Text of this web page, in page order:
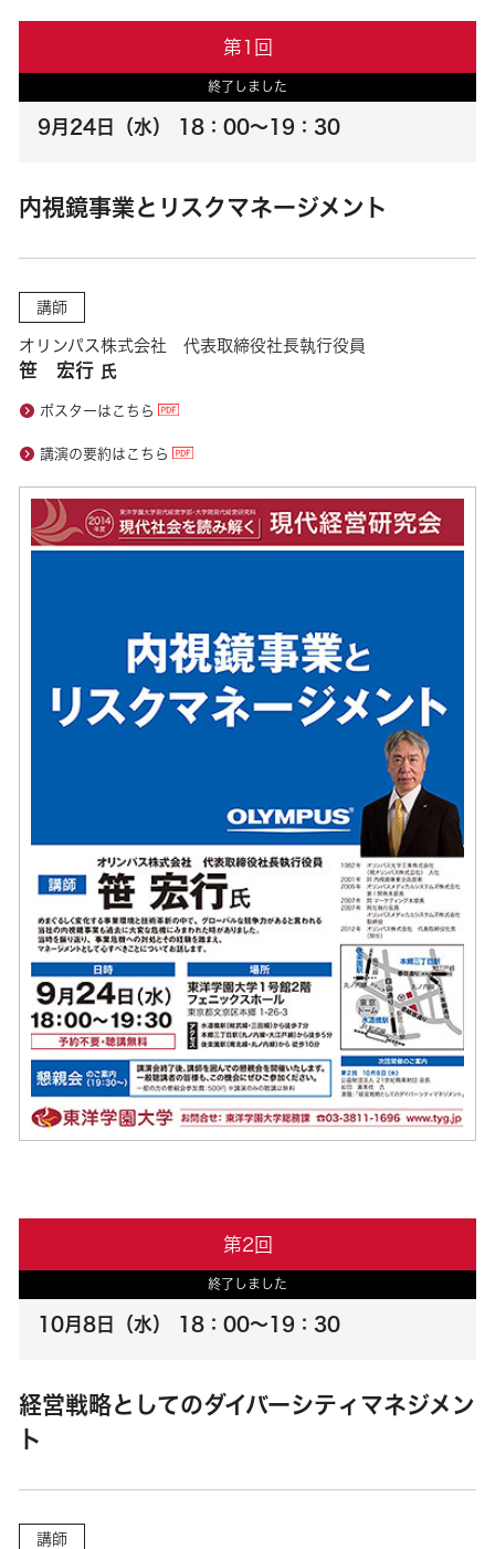
第1回
終了しました
9月24日（水） 18：00～19：30
内視鏡事業とリスクマネージメント
講師
オリンパス株式会社 代表取締役社長執行役員
笹 宏行 氏
ポスターはこちら
講演の要約はこちら
第2回
終了しました
10月8日（水） 18：00～19：30
経営戦略としてのダイバーシティマネジメン
ト
講師